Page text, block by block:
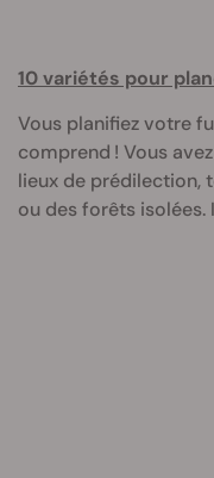
10 variétés pour
Vous planifiez votre
comprend ! Vous
lieux de prédilection,
ou des forêts isolées.